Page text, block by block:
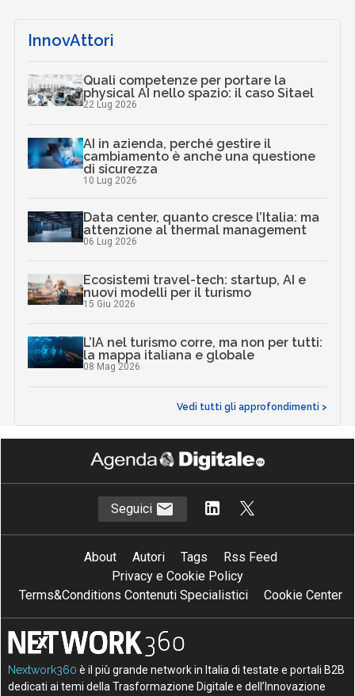
InnovAttori
Quali competenze per portare la
physical AI nello spazio: il caso Sitael
22 Lug 2026
AI in azienda, perché gestire il
cambiamento è anche una questione
di sicurezza
10 Lug 2026
Data center, quanto cresce l’Italia: ma
attenzione al thermal management
06 Lug 2026
Ecosistemi travel-tech: startup, AI e
nuovi modelli per il turismo
15 Giu 2026
L’IA nel turismo corre, ma non per tutti:
la mappa italiana e globale
08 Mag 2026
Vedi tutti gli approfondimenti >
Seguici
About Autori Tags
Rss Feed
Privacy e Cookie Policy
Terms&Conditions Contenuti Specialistici
Cookie Center
Nextwork360 è il più grande network in Italia di testate e portali B2B
dedicati ai temi della Trasformazione Digitale e dell’Innovazione